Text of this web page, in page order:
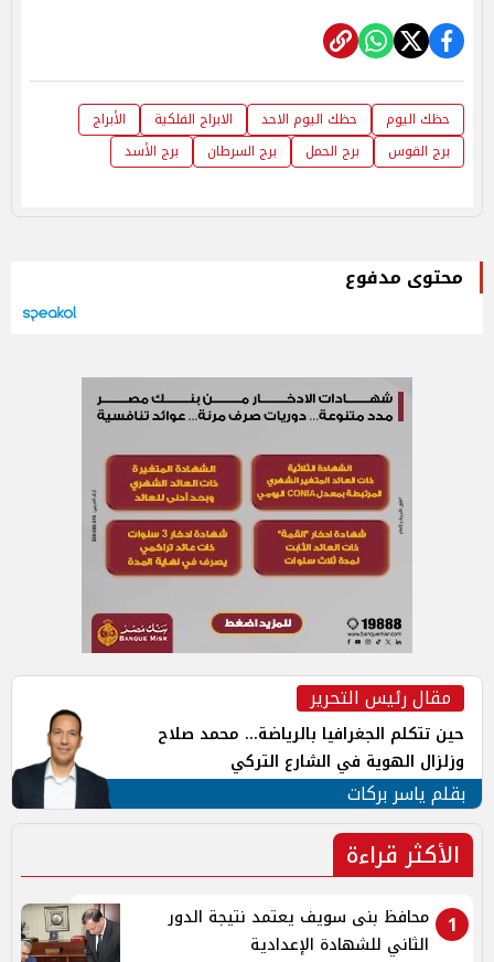
حظك اليوم حظك اليوم الاحد الابراج الفلكية
الأبراج
برج القوس
برج الحمل برج السرطان برج الأسد
محتوى مدفوع
مقال رئيس التحرير
حين تتكلم الجغرافيا بالرياضة... محمد صلاح
وزلزال الهوية في الشارع التركي
بقلم ياسر بركات
الأكثر قراءة
1
محافظ بنى سويف يعتمد نتيجة الدور
الثاني للشهادة الإعدادية